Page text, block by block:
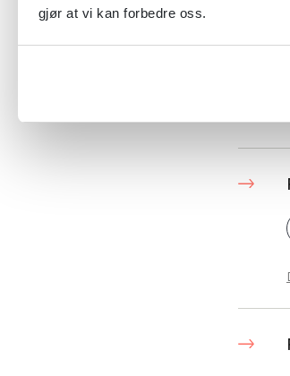
gjør at vi kan forbedre oss.